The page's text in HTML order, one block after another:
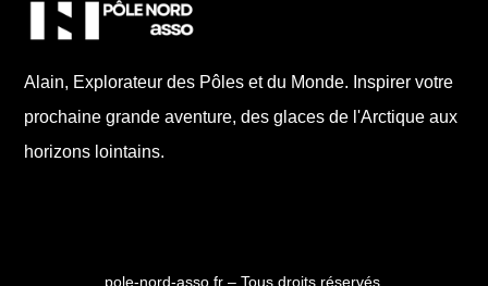
Alain, Explorateur des Pôles et du Monde. Inspirer votre
prochaine grande aventure, des glaces de l'Arctique aux
horizons lointains.
pole-nord-asso.fr – Tous droits réservés.